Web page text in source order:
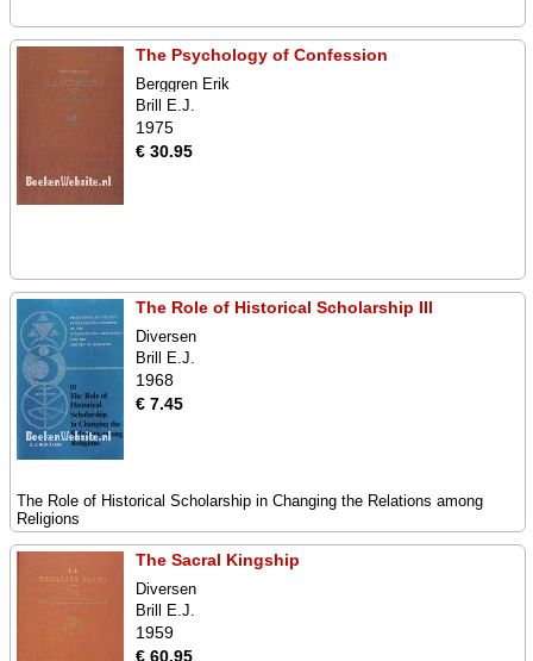
The Psychology of Confession
Berggren Erik
Brill E.J.
1975
€ 30.95
The Role of Historical Scholarship III
Diversen
Brill E.J.
1968
€ 7.45
The Role of Historical Scholarship in Changing the Relations among
Religions
The Sacral Kingship
Diversen
Brill E.J.
1959
€ 60.95